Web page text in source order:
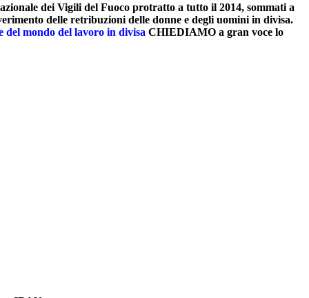
dei Vigili del Fuoco protratto a tutto il 2014, sommati a
delle retribuzioni delle donne e degli uomini in divisa.
del mondo del lavoro in divisa CHIEDIAMO a gran voce lo